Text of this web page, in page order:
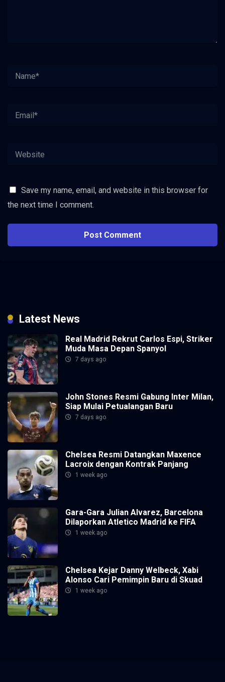
Save my name, email, and website in this browser for
the next time I comment.
Latest News
Real Madrid Rekrut Carlos Espi, Striker
Muda Masa Depan Spanyol
7 days ago
John Stones Resmi Gabung Inter Milan,
Siap Mulai Petualangan Baru
7 days ago
Chelsea Resmi Datangkan Maxence
Lacroix dengan Kontrak Panjang
1 week ago
Gara-Gara Julian Alvarez, Barcelona
Dilaporkan Atletico Madrid ke FIFA
1 week ago
Chelsea Kejar Danny Welbeck, Xabi
Alonso Cari Pemimpin Baru di Skuad
1 week ago